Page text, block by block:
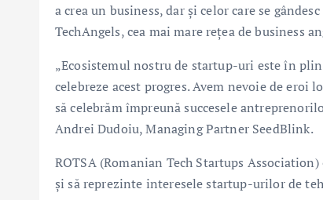
a crea un business, dar și celor care se
TechAngels, cea mai mare rețea de business
„Ecosistemul nostru de startup-uri este în
celebreze acest progres. Avem nevoie de
să celebrăm împreună succesele
Andrei Dudoiu, Managing Partner SeedBlink.
ROTSA (Romanian Tech Startups
și să reprezinte interesele startup-urilor de